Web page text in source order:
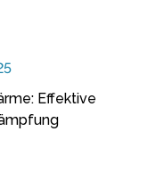
Effektive